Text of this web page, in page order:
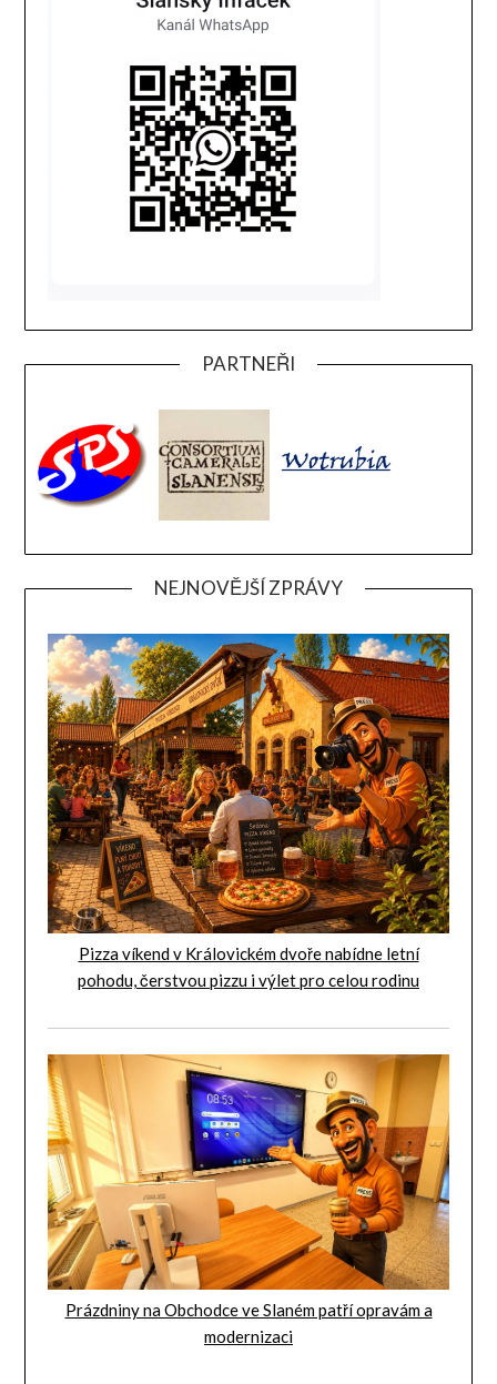
PARTNEŘI
NEJNOVĚJŠÍ ZPRÁVY
Pizza víkend v Královickém dvoře nabídne letní
pohodu, čerstvou pizzu i výlet pro celou rodinu
Prázdniny na Obchodce ve Slaném patří opravám a
modernizaci